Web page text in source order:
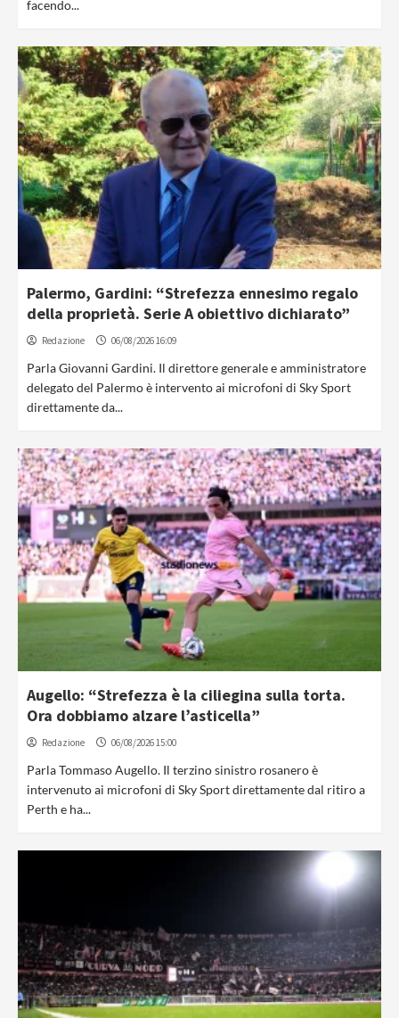
facendo...
Palermo, Gardini: “Strefezza ennesimo regalo
della proprietà. Serie A obiettivo dichiarato”
Redazione 06/08/2026 16:09
Parla Giovanni Gardini. Il direttore generale e amministratore
delegato del Palermo è intervento ai microfoni di Sky Sport
direttamente da...
Augello: “Strefezza è la ciliegina sulla torta.
Ora dobbiamo alzare l’asticella”
Redazione 06/08/2026 15:00
Parla Tommaso Augello. Il terzino sinistro rosanero è
intervenuto ai microfoni di Sky Sport direttamente dal ritiro a
Perth e ha...